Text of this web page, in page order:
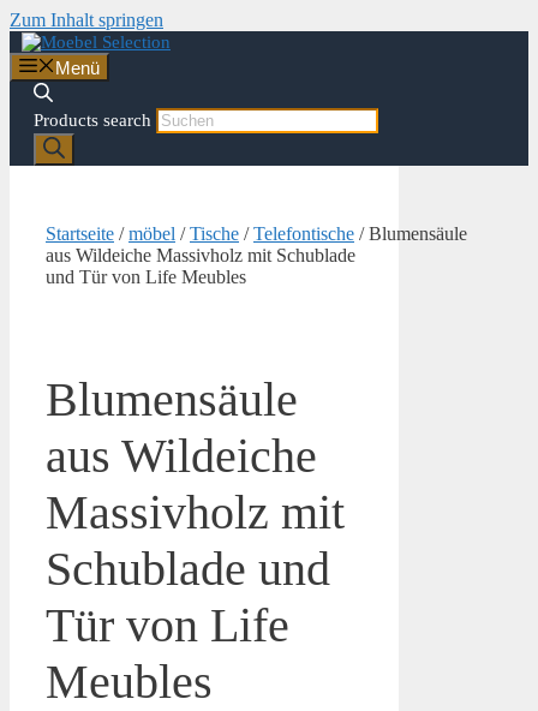
Zum Inhalt springen
Menü
Products search
Startseite /möbel /Tische /Telefontische / Blumensäule
aus Wildeiche Massivholz mit Schublade
und Tür von Life Meubles
Blumensäule
aus Wildeiche
Massivholz mit
Schublade und
Tür von Life
Meubles